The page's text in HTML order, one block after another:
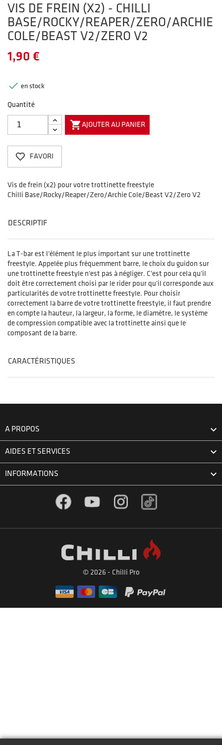
VIS DE FREIN (X2) - CHILLI
BASE/ROCKY/REAPER/ZERO/ARCHIE
COLE/BEAST V2/ZERO V2
1,90 €
 en stock
Quantité
 AJOUTER AU PANIER
FAVORI
Vis de frein (x2) pour votre trottinette freestyle
Chilli Base/Rocky/Reaper/Zero/Archie Cole/Beast V2/Zero V2
DESCRIPTIF
La T-bar est l'élément le plus important sur une trottinette
freestyle. Appelée plus fréquemment barre, le choix du guidon sur
une trottinette freestyle n'est pas à négliger. C'est pour cela qu'il
doit être correctement choisi par le rider pour qu'il corresponde aux
particularités de votre trottinette freestyle. Pour choisir
correctement la barre de votre trottinette freestyle, il faut prendre
en compte la hauteur, la largeur, la forme, le diamètre, le système
de compression compatible avec la trottinette ainsi que le
composant de la barre.
CARACTÉRISTIQUES
A PROPOS 
AIDES ET SERVICES 
INFORMATIONS 
Facebook YouTube Instagram
© 2026 - Chilli Pro